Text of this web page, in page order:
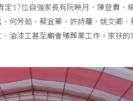
定17位自強家長有阮映月、陳登貴、
何芳茹、蔡宜蓁、許詩蘿、姚文卿
油漆工甚至廟會殯葬業工作，家扶